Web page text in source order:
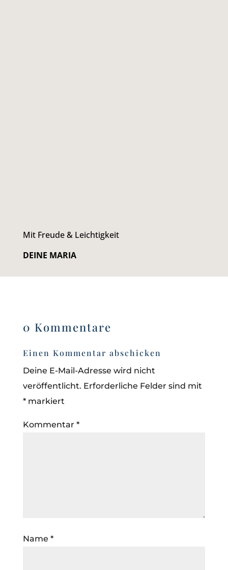
Mit Freude & Leichtigkeit
DEINE MARIA
0 Kommentare
Einen Kommentar abschicken
Deine E-Mail-Adresse wird nicht
veröffentlicht. Erforderliche Felder sind mit
*markiert
Kommentar *
Name *